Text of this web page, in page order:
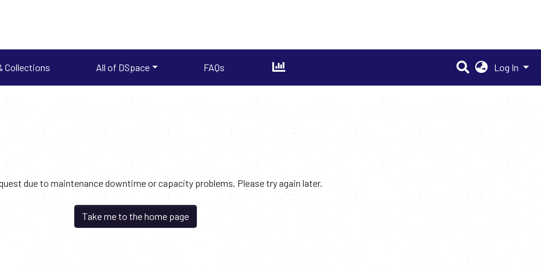
Collections All of DSpace FAQs Log In
due to maintenance downtime or capacity problems. Please try again later.
Take me to the home page